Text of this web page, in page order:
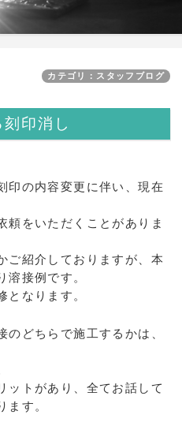
カテゴリ：スタッフブログ
印消し
印の内容変更に伴い、現在
頼をいただくことがありま
ご紹介しておりますが、本
溶接例です。
となります。
のどちらで施工するかは、
ットがあり、全てお話して
ます。